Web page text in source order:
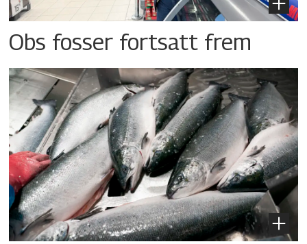
Obs fosser fortsatt frem